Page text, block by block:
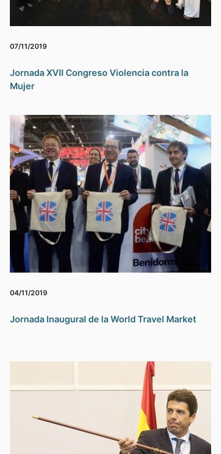
07/11/2019
Jornada XVII Congreso Violencia contra la
Mujer
04/11/2019
Jornada Inaugural de la World Travel Market